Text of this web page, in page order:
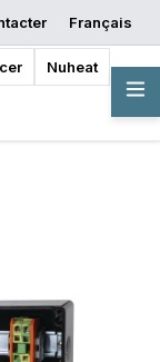
Nuheat
Français
Commencer la